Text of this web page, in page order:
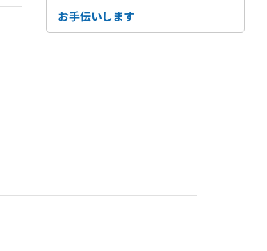
お手伝いします